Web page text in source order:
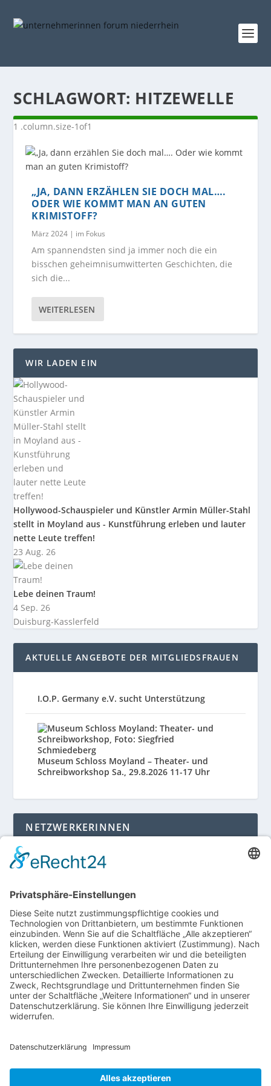
SCHLAGWORT: HITZEWELLE
„JA, DANN ERZÄHLEN SIE DOCH MAL….
ODER WIE KOMMT MAN AN GUTEN
KRIMISTOFF?
März 2024 | im Fokus
Am spannendsten sind ja immer noch die ein
bisschen geheimnisumwitterten Geschichten, die
sich die...
WEITERLESEN
WIR LADEN EIN
Hollywood-Schauspieler und Künstler Armin Müller-Stahl
stellt in Moyland aus - Kunstführung erleben und lauter
nette Leute treffen!
23 Aug. 26
Lebe deinen Traum!
4 Sep. 26
Duisburg-Kasslerfeld
AKTUELLE ANGEBOTE DER MITGLIEDSFRAUEN
I.O.P. Germany e.V. sucht Unterstützung
Museum Schloss Moyland – Theater- und
Schreibworkshop Sa., 29.8.2026 11-17 Uhr
NETZWERKERINNEN
Login für Mitglieder
niederrhein?Hier gibt es weitere Informationen.
Für Mitgliedsfrauen: zum Erstellen eigener Angebote
und zum Bearbeiten des Unternehmensprofils bitte
einloggen!
SOCIAL MEDIA
Folge dem unternehmerinnen forum niederrhein
auch auf Facebook, Instagram oder LinkedIn.